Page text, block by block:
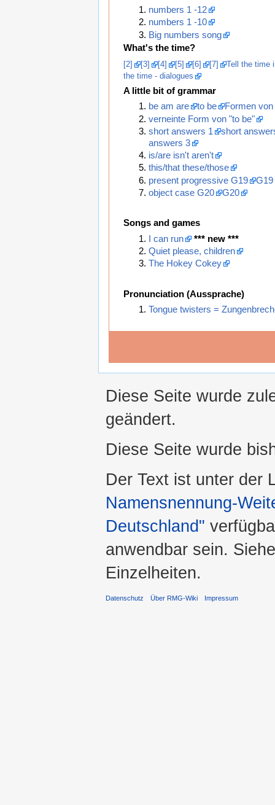
numbers 1 -12
numbers 1 -10
Big numbers song
What's the time?
[2] [3] [4] [5] [6] [7]
Tell the time
the time - dialogues
A little bit of grammar
be am are
to be
Formen von
verneinte Form von "to be"
short answers 1
short
answers 3
is/are isn't aren't
this/that these/those
present progressive G19
G19
object case G20
G20
Songs and games
I can run
*** new ***
Quiet please, children
The Hokey Cokey
Pronunciation (Aussprache)
Tongue twisters =
Diese Seite wurde
geändert.
Diese Seite wurde
Der Text ist unter der
Namensnennung-
Deutschland"
anwendbar sein.
Einzelheiten.
Datenschutz Über RMG-Wiki Impressum